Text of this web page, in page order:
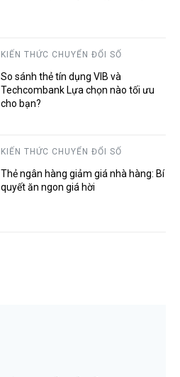
KIẾN THỨC CHUYỂN ĐỔI SỐ
So sánh thẻ tín dụng VIB và
Techcombank Lựa chọn nào tối ưu
cho bạn?
KIẾN THỨC CHUYỂN ĐỔI SỐ
Thẻ ngân hàng giảm giá nhà hàng: Bí
quyết ăn ngon giá hời